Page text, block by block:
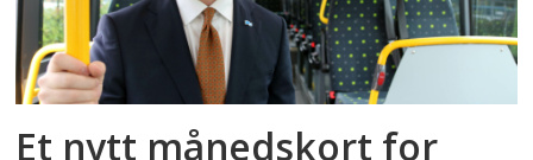
Et nytt månedskort for